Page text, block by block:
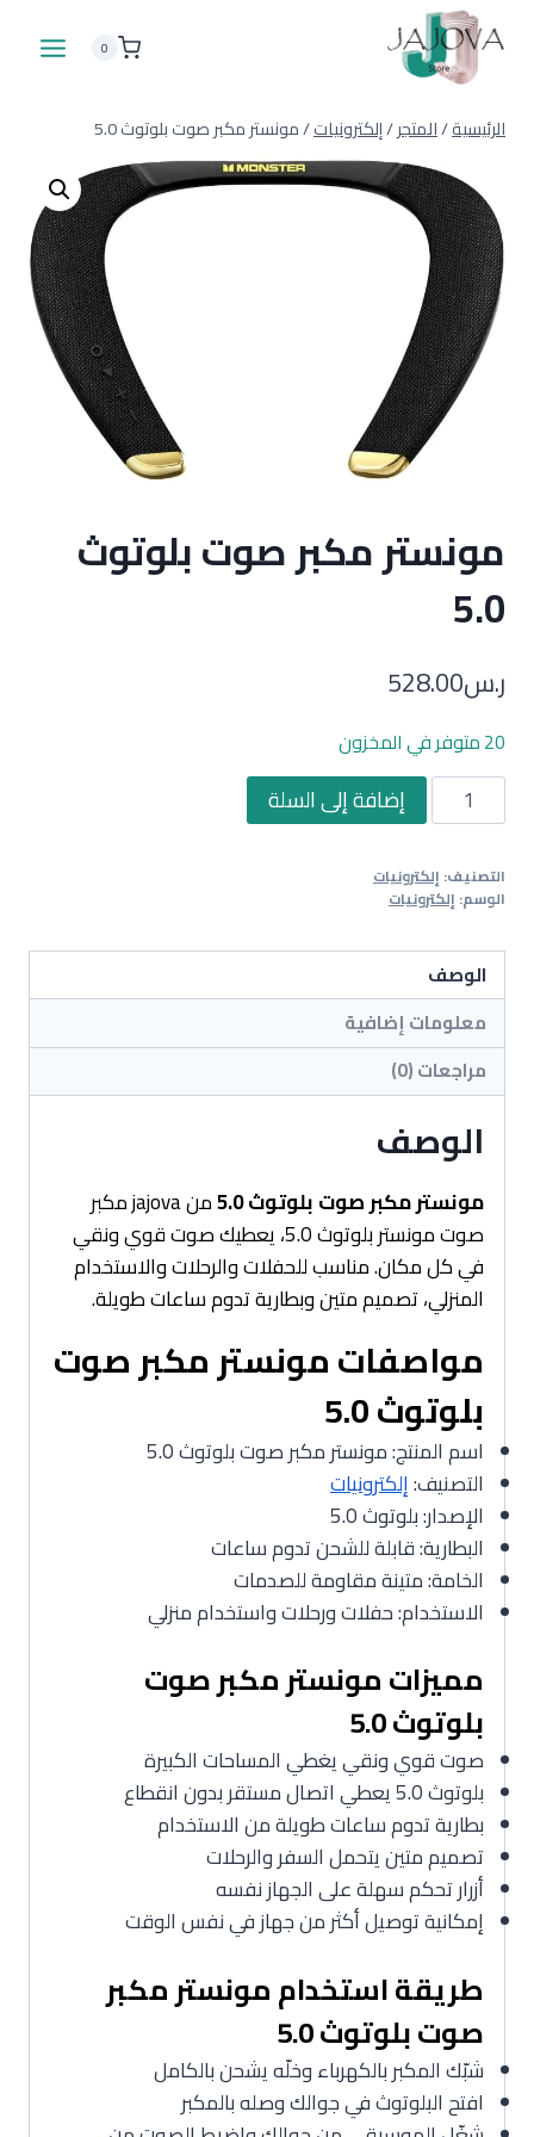
المحتوى
0
الرئيسية/المتجر/إلكترونيات/مونستر مكبر صوت بلوتوث 5.0
مونستر مكبر صوت بلوتوث
5.0
ر.س528.00
20 متوفر في المخزون
كمية
مونستر
صوت
بلوتوث
5.0
إضافة إلى السلة
التصنيف: إلكترونيات
الوسم: إلكترونيات
الوصف
معلومات إضافية
مراجعات (0)
الوصف
مونستر مكبر صوت بلوتوث 5.0
من jajova مكبر
صوت مونستر بلوتوث 5.0، يعطيك صوت قوي ونقي
في كل مكان. مناسب للحفلات والرحلات والاستخدام
المنزلي، تصميم متين وبطارية تدوم ساعات طويلة.
مواصفات مونستر مكبر صوت
بلوتوث 5.0
اسم المنتج: مونستر مكبر صوت بلوتوث 5.0
التصنيف:إلكترونيات
الإصدار: بلوتوث 5.0
البطارية: قابلة للشحن تدوم ساعات
الخامة: متينة مقاومة للصدمات
الاستخدام: حفلات ورحلات واستخدام منزلي
مميزات مونستر مكبر صوت
بلوتوث 5.0
صوت قوي ونقي يغطي المساحات الكبيرة
بلوتوث 5.0 يعطي اتصال مستقر بدون انقطاع
بطارية تدوم ساعات طويلة من الاستخدام
تصميم متين يتحمل السفر والرحلات
أزرار تحكم سهلة على الجهاز نفسه
إمكانية توصيل أكثر من جهاز في نفس الوقت
طريقة استخدام مونستر مكبر
صوت بلوتوث 5.0
شبّك المكبر بالكهرباء وخلّه يشحن بالكامل
افتح البلوتوث في جوالك وصله بالمكبر